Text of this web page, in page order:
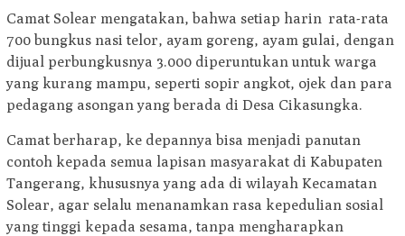
Camat Solear mengatakan, bahwa setiap harin rata-rata
700 bungkus nasi telor, ayam goreng, ayam gulai, dengan
dijual perbungkusnya 3.000 diperuntukan untuk warga
yang kurang mampu, seperti sopir angkot, ojek dan para
pedagang asongan yang berada di Desa Cikasungka.
Camat berharap, ke depannya bisa menjadi panutan
contoh kepada semua lapisan masyarakat di Kabupaten
Tangerang, khususnya yang ada di wilayah Kecamatan
Solear, agar selalu menanamkan rasa kepedulian sosial
yang tinggi kepada sesama, tanpa mengharapkan